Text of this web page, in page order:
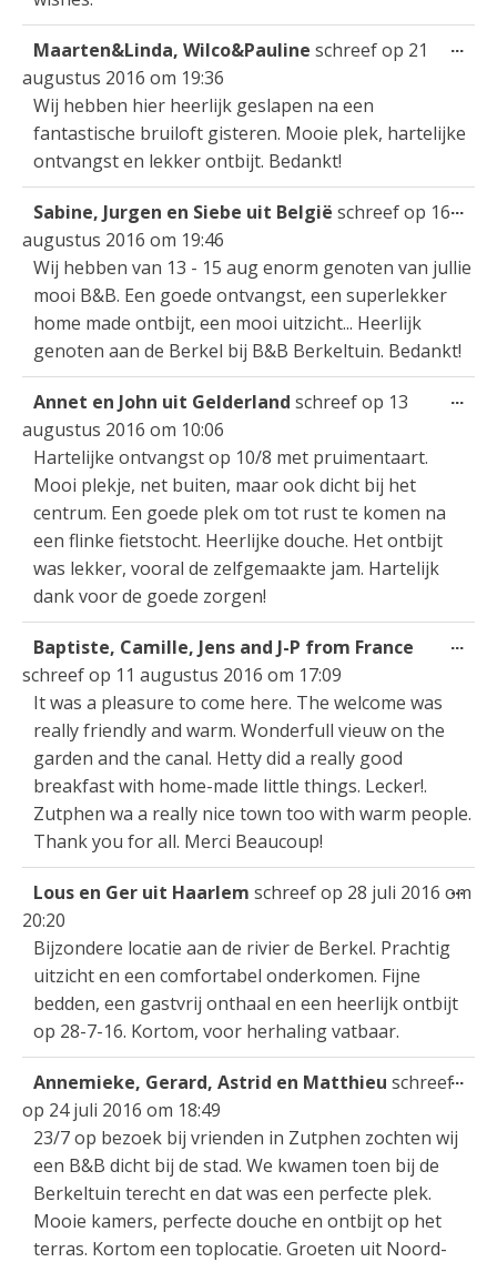
Maarten&Linda, Wilco&Pauline schreef op 21
augustus 2016 om 19:36
Wij hebben hier heerlijk geslapen na een
fantastische bruiloft gisteren. Mooie plek, hartelijke
ontvangst en lekker ontbijt. Bedankt!
...
Sabine, Jurgen en Siebe uit België schreef op 16
augustus 2016 om 19:46
Wij hebben van 13 - 15 aug enorm genoten van jullie
mooi B&B. Een goede ontvangst, een superlekker
home made ontbijt, een mooi uitzicht... Heerlijk
genoten aan de Berkel bij B&B Berkeltuin. Bedankt!
...
Annet en John uit Gelderland schreef op 13
augustus 2016 om 10:06
Hartelijke ontvangst op 10/8 met pruimentaart.
Mooi plekje, net buiten, maar ook dicht bij het
centrum. Een goede plek om tot rust te komen na
een flinke fietstocht. Heerlijke douche. Het ontbijt
was lekker, vooral de zelfgemaakte jam. Hartelijk
dank voor de goede zorgen!
...
Baptiste, Camille, Jens and J-P from France
schreef op 11 augustus 2016 om 17:09
It was a pleasure to come here. The welcome was
really friendly and warm. Wonderfull vieuw on the
garden and the canal. Hetty did a really good
breakfast with home-made little things. Lecker!.
Zutphen wa a really nice town too with warm people.
Thank you for all. Merci Beaucoup!
...
Lous en Ger uit Haarlem schreef op 28 juli 2016 om
20:20
Bijzondere locatie aan de rivier de Berkel. Prachtig
uitzicht en een comfortabel onderkomen. Fijne
bedden, een gastvrij onthaal en een heerlijk ontbijt
op 28-7-16. Kortom, voor herhaling vatbaar.
...
Annemieke, Gerard, Astrid en Matthieu schreef
op 24 juli 2016 om 18:49
23/7 op bezoek bij vrienden in Zutphen zochten wij
een B&B dicht bij de stad. We kwamen toen bij de
Berkeltuin terecht en dat was een perfecte plek.
Mooie kamers, perfecte douche en ontbijt op het
terras. Kortom een toplocatie. Groeten uit Noord-
...